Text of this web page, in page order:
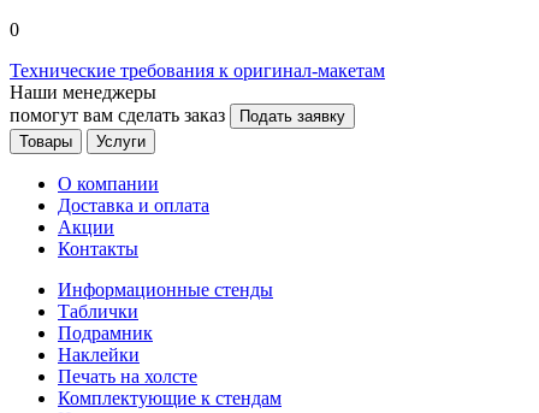
0
Технические требования к оригинал-макетам
Наши менеджеры
помогут вам сделать заказ
Подать заявку
Товары
Услуги
О компании
Доставка и оплата
Акции
Контакты
Информационные стенды
Таблички
Подрамник
Наклейки
Печать на холсте
Комплектующие к стендам